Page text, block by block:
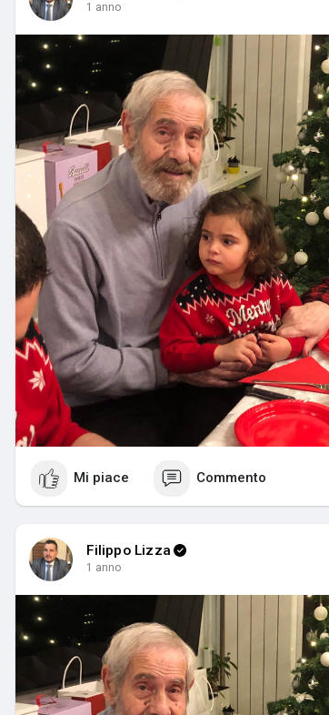
1 anno
Mi piace Commento
Filippo Lizza
1 anno